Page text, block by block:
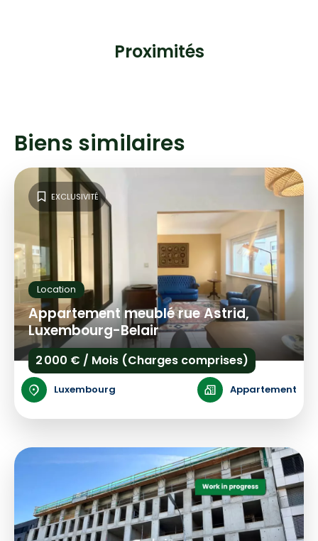
Proximités
Biens similaires
Location
Appartement meublé rue Astrid,
Luxembourg-Belair
2 000 € / Mois (Charges comprises)
Luxembourg Appartement
EXCLUSIVITÉ